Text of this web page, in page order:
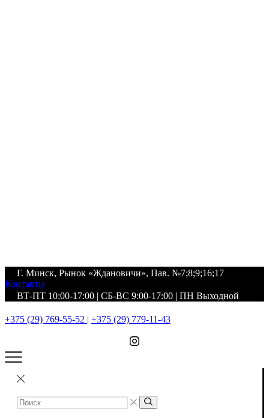
Г. Минск, Рынок «Ждановичи», Пав. №7;8;9;16;17
Контакты
ВТ-ПТ 10:00-17:00 | СБ-ВС 9:00-17:00 | ПН Выходной
+375 (29) 769-55-52 | +375 (29) 779-11-43